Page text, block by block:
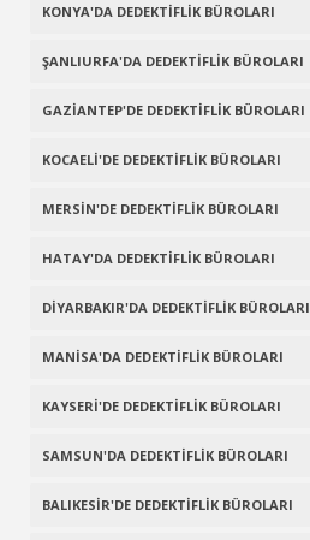
KONYA'DA DEDEKTİFLİK BÜROLARI
ŞANLIURFA'DA DEDEKTİFLİK BÜROLARI
GAZİANTEP'DE DEDEKTİFLİK BÜROLARI
KOCAELİ'DE DEDEKTİFLİK BÜROLARI
MERSİN'DE DEDEKTİFLİK BÜROLARI
HATAY'DA DEDEKTİFLİK BÜROLARI
DİYARBAKIR'DA DEDEKTİFLİK BÜROLARI
MANİSA'DA DEDEKTİFLİK BÜROLARI
KAYSERİ'DE DEDEKTİFLİK BÜROLARI
SAMSUN'DA DEDEKTİFLİK BÜROLARI
BALIKESİR'DE DEDEKTİFLİK BÜROLARI